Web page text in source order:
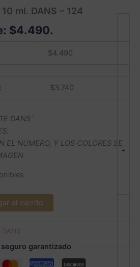
ml. DANS – 124
$4.490.
$4.490
$3.740
DANS´
EL NUMERO, Y LOS COLORES SE
-
al carrito
DANS
seguro garantizado